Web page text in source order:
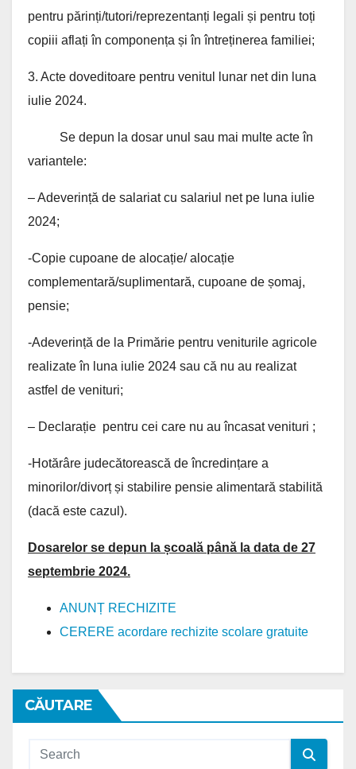
pentru părinți/tutori/reprezentanți legali și pentru toți
copiii aflați în componența și în întreținerea familiei;
3. Acte doveditoare pentru venitul lunar net din luna
iulie 2024.
Se depun la dosar unul sau mai multe acte în
variantele:
– Adeverință de salariat cu salariul net pe luna iulie
2024;
-Copie cupoane de alocație/ alocație
complementară/suplimentară, cupoane de șomaj,
pensie;
-Adeverință de la Primărie pentru veniturile agricole
realizate în luna iulie 2024 sau că nu au realizat
astfel de venituri;
– Declarație pentru cei care nu au încasat venituri ;
-Hotărâre judecătorească de încredințare a
minorilor/divorț și stabilire pensie alimentară stabilită
(dacă este cazul).
Dosarelor se depun la școală până la data de 27
septembrie 2024.
ANUNȚ RECHIZITE
CERERE acordare rechizite scolare gratuite
CĂUTARE